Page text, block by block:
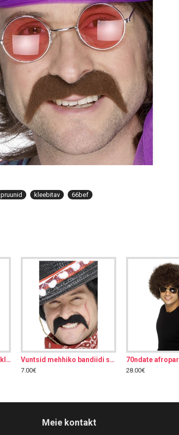
pruunid kleebitav 66bef
70ndate vuntsid, mustad, kleebitav Vuntsid mehhiko bandiidi stiilis, kleebitav
7.00€ 28.00€
70ndate vuntsid, mustad, kleebitav 70ndate vuntsid, valged, kleebitav
7.00€ 30.00€
Meie kontakt